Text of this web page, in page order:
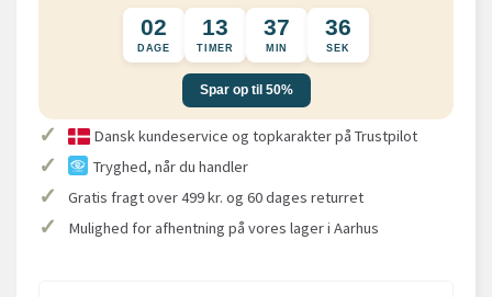
02
DAGE
13
TIMER
37
MIN
35
SEK
Spar op til 50%
✓ Dansk kundeservice og topkarakter på Trustpilot
✓ Tryghed, når du handler
✓ Gratis fragt over 499 kr. og 60 dages returret
✓ Mulighed for afhentning på vores lager i Aarhus